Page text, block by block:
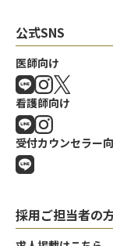
公式SNS
医師向け
看護師向け
受付カウンセラー
採用ご担当者の